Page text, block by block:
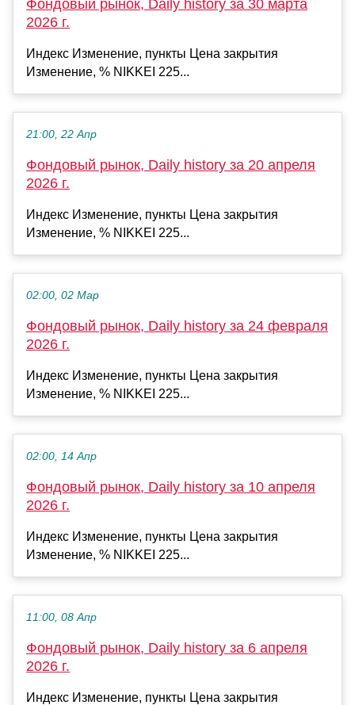
Фондовый рынок, Daily history за 30 марта
2026 г.
Индекс Изменение, пункты Цена закрытия
Изменение, % NIKKEI 225...
21:00, 22 Апр
Фондовый рынок, Daily history за 20 апреля
2026 г.
Индекс Изменение, пункты Цена закрытия
Изменение, % NIKKEI 225...
02:00, 02 Мар
Фондовый рынок, Daily history за 24 февраля
2026 г.
Индекс Изменение, пункты Цена закрытия
Изменение, % NIKKEI 225...
02:00, 14 Апр
Фондовый рынок, Daily history за 10 апреля
2026 г.
Индекс Изменение, пункты Цена закрытия
Изменение, % NIKKEI 225...
11:00, 08 Апр
Фондовый рынок, Daily history за 6 апреля
2026 г.
Индекс Изменение, пункты Цена закрытия